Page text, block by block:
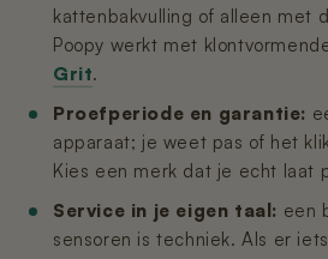
kattenbakvulling of alleen met
Poopy werkt met
Grit.
Proefperiode en garantie:
apparaat; je weet pas of het
Kies een merk dat je echt laat
Service in je eigen taal: een
sensoren is techniek. Als er